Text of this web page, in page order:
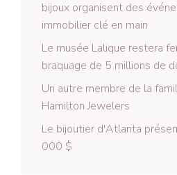
bijoux organisent des
immobilier clé en main
Le musée Lalique restera
braquage de 5 millions de
Un autre membre de la
Hamilton Jewelers
Le bijoutier d'Atlanta
000 $